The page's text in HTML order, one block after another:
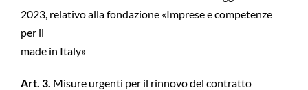
2023, relativo alla fondazione «Imprese e competenze
per il
made in Italy»
Art. 3. Misure urgenti per il rinnovo del contratto